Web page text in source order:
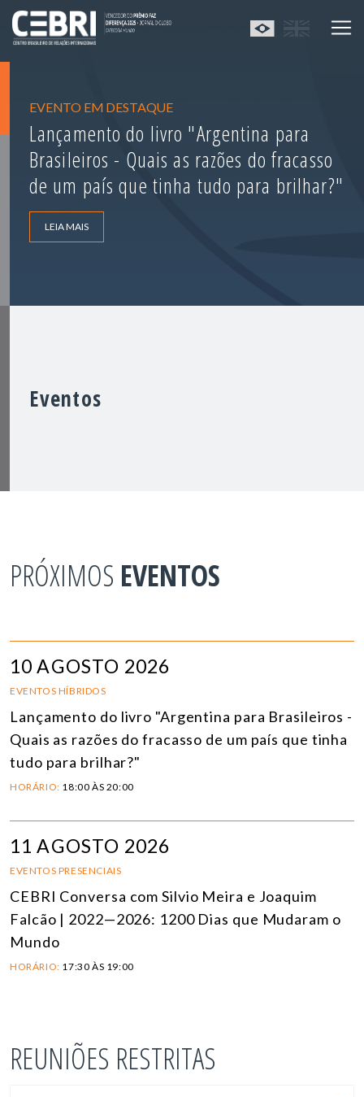
EVENTO EM DESTAQUE
Lançamento do livro "Argentina para
Brasileiros - Quais as razões do fracasso
de um país que tinha tudo para brilhar?"
LEIA MAIS
Eventos
PRÓXIMOS EVENTOS
10 AGOSTO 2026
EVENTOS HÍBRIDOS
Lançamento do livro "Argentina para Brasileiros -
Quais as razões do fracasso de um país que tinha
tudo para brilhar?"
HORÁRIO: 18:00 ÀS 20:00
11 AGOSTO 2026
EVENTOS PRESENCIAIS
CEBRI Conversa com Silvio Meira e Joaquim
Falcão | 2022—2026: 1200 Dias que Mudaram o
Mundo
HORÁRIO: 17:30 ÀS 19:00
REUNIÕES RESTRITAS